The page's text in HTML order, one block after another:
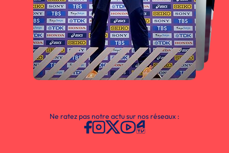
Ne ratez pas notre actu sur nos réseaux :